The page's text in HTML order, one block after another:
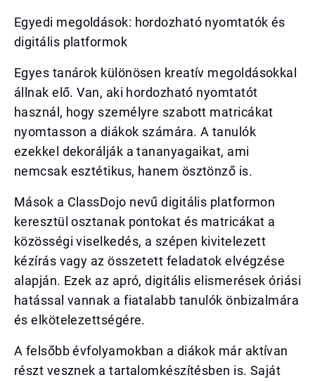
Egyedi megoldások: hordozható nyomtatók és
digitális platformok
Egyes tanárok különösen kreatív megoldásokkal
állnak elő. Van, aki hordozható nyomtatót
használ, hogy személyre szabott matricákat
nyomtasson a diákok számára. A tanulók
ezekkel dekorálják a tananyagaikat, ami
nemcsak esztétikus, hanem ösztönző is.
Mások a ClassDojo nevű digitális platformon
keresztül osztanak pontokat és matricákat a
közösségi viselkedés, a szépen kivitelezett
kézírás vagy az összetett feladatok elvégzése
alapján. Ezek az apró, digitális elismerések óriási
hatással vannak a fiatalabb tanulók önbizalmára
és elkötelezettségére.
A felsőbb évfolyamokban a diákok már aktívan
részt vesznek a tartalomkészítésben is. Saját